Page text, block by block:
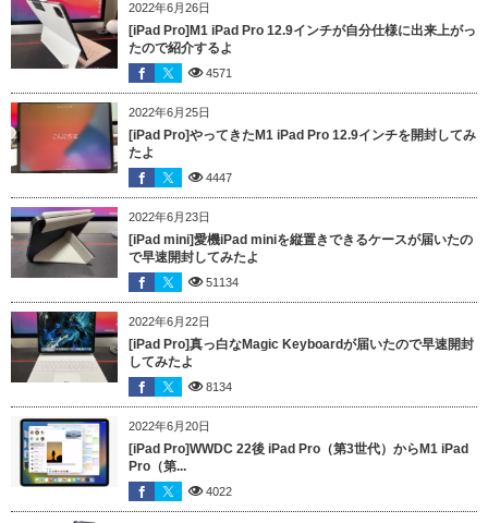
2022年6月26日
[iPad Pro]M1 iPad Pro 12.9インチが自分仕様に出来上がっ
たので紹介するよ
4571
2022年6月25日
[iPad Pro]やってきたM1 iPad Pro 12.9インチを開封してみ
たよ
4447
2022年6月23日
[iPad mini]愛機iPad miniを縦置きできるケースが届いたの
で早速開封してみたよ
51134
2022年6月22日
[iPad Pro]真っ白なMagic Keyboardが届いたので早速開封
してみたよ
8134
2022年6月20日
[iPad Pro]WWDC 22後 iPad Pro（第3世代）からM1 iPad
Pro（第...
4022